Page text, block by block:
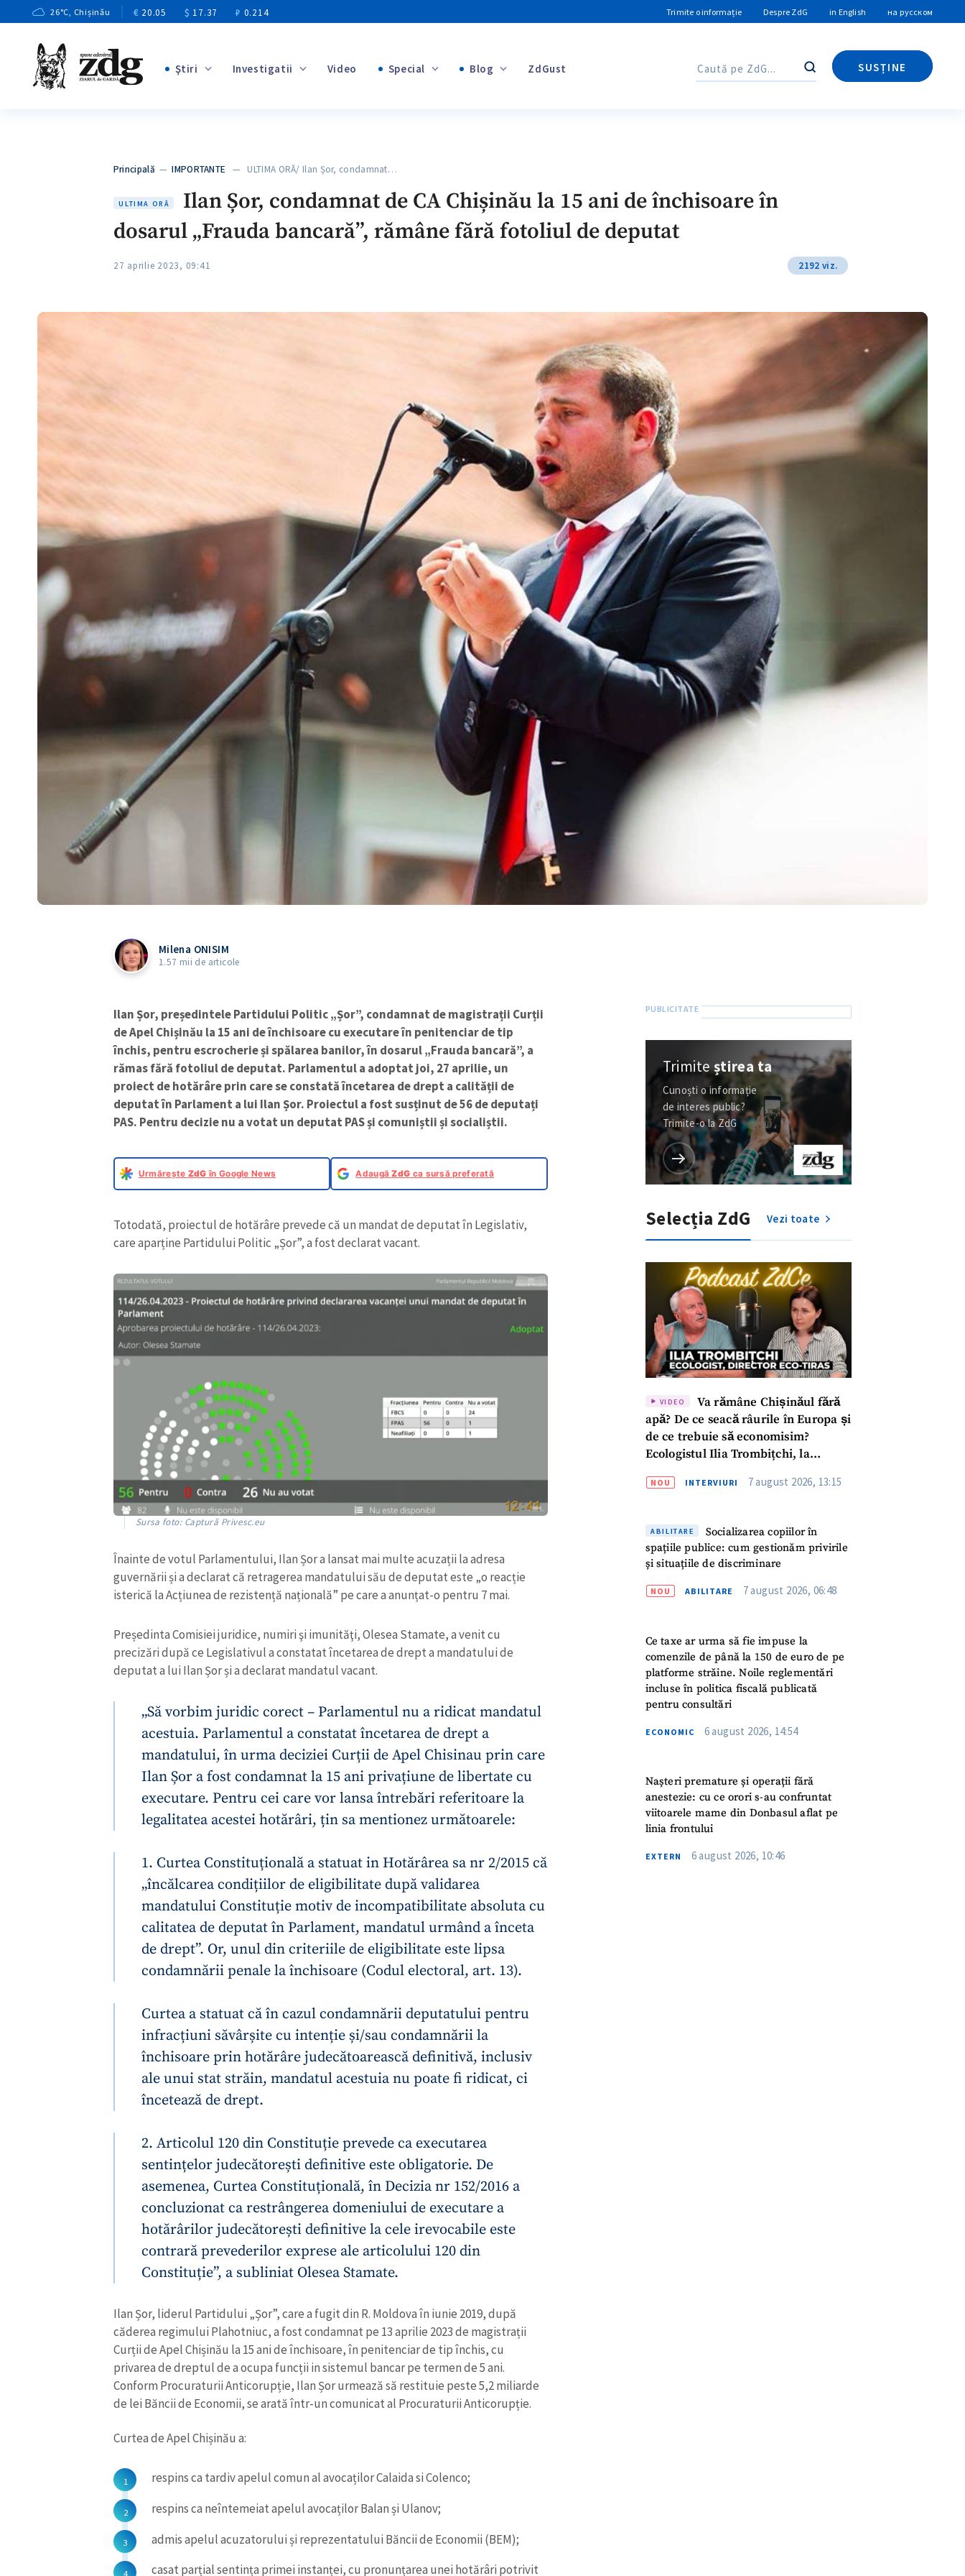
26°C, Chișinău € 20.05 $ 17.37 ₽ 0.214 Trimite o informație Despre ZdG in English на русском
Ştiri Investigatii Video Special Blog
+1
ZdGust Caută
SUSȚINE
Caută
Principală —IMPORTANTE — ULTIMA ORĂ/ Ilan Șor, condamnat…
ULTIMA ORĂ
Ilan Șor, condamnat de CA Chișinău la 15 ani de închisoare în
dosarul „Frauda bancară”, rămâne fără fotoliul de deputat
27 aprilie 2023, 09:41 2192 viz.
Milena ONISIM
1.57 mii de articole
Ilan Șor, președintele Partidului Politic „Șor”, condamnat de magistrații Curții
de Apel Chișinău la 15 ani de închisoare cu executare în penitenciar de tip
închis, pentru escrocherie și spălarea banilor, în dosarul „Frauda bancară”, a
rămas fără fotoliul de deputat. Parlamentul a adoptat joi, 27 aprilie, un
proiect de hotărâre prin care se constată încetarea de drept a calității de
deputat în Parlament a lui Ilan Șor. Proiectul a fost susținut de 56 de deputați
PAS. Pentru decizie nu a votat un deputat PAS și comuniștii și socialiștii.
Urmărește ZdG în Google News AdaugăZdG ca sursă preferată
Totodată, proiectul de hotărâre prevede că un mandat de deputat în Legislativ,
care aparține Partidului Politic „Șor”, a fost declarat vacant.
Sursa foto: Captură Privesc.eu
Înainte de votul Parlamentului, Ilan Șor a lansat mai multe acuzații la adresa
guvernării și a declarat că retragerea mandatului său de deputat este „o reacție
isterică la Acțiunea de rezistență națională” pe care a anunțat-o pentru 7 mai.
Președinta Comisiei juridice, numiri şi imunităţi, Olesea Stamate, a venit cu
precizări după ce Legislativul a constatat încetarea de drept a mandatului de
deputat a lui Ilan Șor și a declarat mandatul vacant.
„Să vorbim juridic corect – Parlamentul nu a ridicat mandatul
acestuia. Parlamentul a constatat încetarea de drept a
mandatului, în urma deciziei Curții de Apel Chisinau prin care
Ilan Șor a fost condamnat la 15 ani privațiune de libertate cu
executare. Pentru cei care vor lansa întrebări referitoare la
legalitatea acestei hotărâri, țin sa mentionez următoarele:
1. Curtea Constituțională a statuat in Hotărârea sa nr 2/2015 că
„încălcarea condițiilor de eligibilitate după validarea
mandatului Constituție motiv de incompatibilitate absoluta cu
calitatea de deputat în Parlament, mandatul urmând a înceta
de drept”. Or, unul din criteriile de eligibilitate este lipsa
condamnării penale la închisoare (Codul electoral, art. 13).
Curtea a statuat că în cazul condamnării deputatului pentru
infracțiuni săvârșite cu intenție și/sau condamnării la
închisoare prin hotărâre judecătoarească definitivă, inclusiv
ale unui stat străin, mandatul acestuia nu poate fi ridicat, ci
încetează de drept.
2. Articolul 120 din Constituție prevede ca executarea
sentințelor judecătorești definitive este obligatorie. De
asemenea, Curtea Constituțională, în Decizia nr 152/2016 a
concluzionat ca restrângerea domeniului de executare a
hotărârilor judecătorești definitive la cele irevocabile este
contrară prevederilor exprese ale articolului 120 din
Constituție”, a subliniat Olesea Stamate.
Ilan Șor, liderul Partidului „Șor”, care a fugit din R. Moldova în iunie 2019, după
căderea regimului Plahotniuc, a fost condamnat pe 13 aprilie 2023 de magistrații
Curții de Apel Chișinău la 15 ani de închisoare, în penitenciar de tip închis, cu
privarea de dreptul de a ocupa funcții in sistemul bancar pe termen de 5 ani.
Conform Procuraturii Anticorupție, Ilan Șor urmează să restituie peste 5,2 miliarde
de lei Băncii de Economii, se arată într-un comunicat al Procuraturii Anticorupție.
Curtea de Apel Chișinău a:
respins ca tardiv apelul comun al avocaților Calaida si Colenco;
respins ca neîntemeiat apelul avocaților Balan și Ulanov;
admis apelul acuzatorului și reprezentatului Băncii de Economii (BEM);
casat parțial sentința primei instanței, cu pronunțarea unei hotărâri potrivit
Trimiteștirea ta
Cunoști o informație
de interes public?
Trimite-o la ZdG
Selecția ZdG Vezi toate
VIDEO
Va rămâne Chișinăul fără
apă? De ce seacă râurile în Europa și
de ce trebuie să economisim?
Ecologistul Ilia Trombițchi, la
NOU INTERVIURI 7 august 2026, 13:15
ABILITARE
Socializarea copiilor în
spațiile publice: cum gestionăm privirile
și situațiile de discriminare
NOU ABILITARE 7 august 2026, 06:48
Ce taxe ar urma să fie impuse la
comenzile de până la 150 de euro de pe
platforme străine. Noile reglementări
incluse în politica fiscală publicată
pentru consultări
ECONOMIC 6 august 2026, 14:54
Nașteri premature și operații fără
anestezie: cu ce orori s-au confruntat
viitoarele mame din Donbasul aflat pe
linia frontului
EXTERN 6 august 2026, 10:46
ȘTIREA MEA
Fotografie + Încarcă imagine
CONTACT SURSĂ
+ Numele meu
+ Telefon personal
Am citit și sunt de acord cupolitica de
TRIMITE ȘTIREA